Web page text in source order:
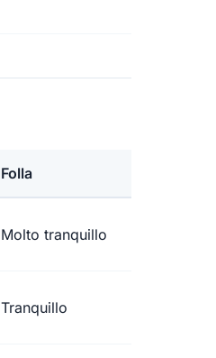
Folla
Molto tranquillo
Tranquillo